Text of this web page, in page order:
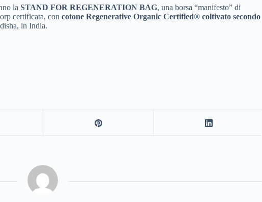
la STAND FOR REGENERATION BAG, una borsa “manifesto” di
certificata, con cotone Regenerative Organic Certified® coltivato secondo
in India.